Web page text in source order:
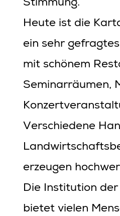
Stimmung.
Heute ist die
ein sehr
mit schönem
Seminarräumen,
Verschiedene
erzeugen
Die Institution
bietet vielen